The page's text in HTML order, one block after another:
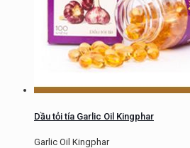
Dầu tỏi tía Garlic Oil Kingphar
Garlic Oil Kingphar